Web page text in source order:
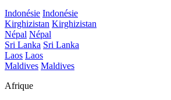
Indonésie Indonésie
Kirghizistan Kirghizistan
Népal Népal
Sri Lanka Sri Lanka
Laos Laos
Maldives Maldives
Afrique